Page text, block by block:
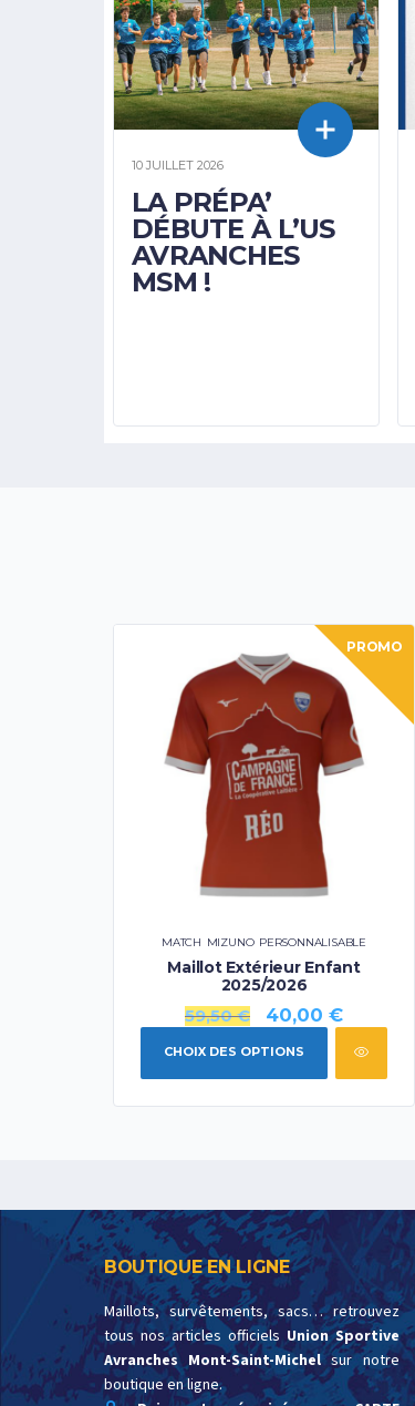
10 JUILLET 2026
LA PRÉPA’
DÉBUTE À L’US
AVRANCHES
MSM !
PROMO
MATCH MIZUNO, PERSONNALISABLE
Maillot Extérieur Enfant
2025/2026
59,50€ 40,00 €
CHOIX DES OPTIONS
BOUTIQUE EN LIGNE
Maillots, survêtements, sacs… retrouvez
tous nos articles officiels Union Sportive
Avranches Mont-Saint-Michelsur notre
boutique en ligne.